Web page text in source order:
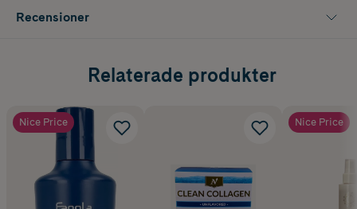
Recensioner
Relaterade produkter
Nice Price Nice Price